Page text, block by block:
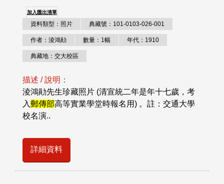
加入匯出清單
資料類型：照片 典藏號：101-0103-026-001
作者：淩鴻勛 數量：1幅 年代：1910
典藏地：交大校區
描述 / 說明：
淩鴻勛先生珍藏照片 (清宣統二年是年十七歲，考
入郵傳部高等實業學堂時報名用) 。註：交通大學
校名演..
詳細資料